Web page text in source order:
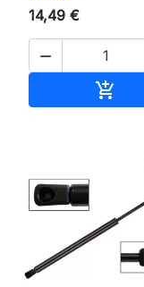
14,49 €

